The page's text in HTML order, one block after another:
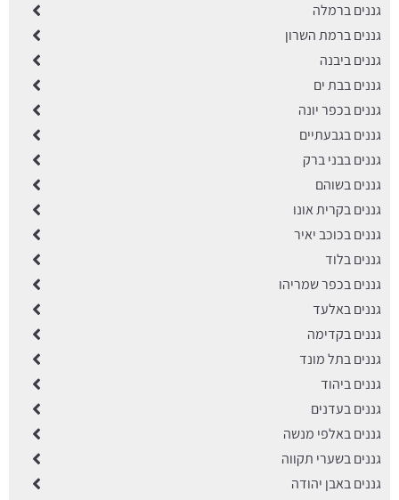
גננים ברמלה
גננים ברמת השרון
גננים ביבנה
גננים בבת ים
גננים בכפר יונה
גננים בגבעתיים
גננים בבני ברק
גננים בשוהם
גננים בקרית אונו
גננים בכוכב יאיר
גננים בלוד
גננים בכפר שמריהו
גננים באלעד
גננים בקדימה
גננים בתל מונד
גננים ביהוד
גננים בעדנים
גננים באלפי מנשה
גננים בשערי תקווה
גננים באבן יהודה